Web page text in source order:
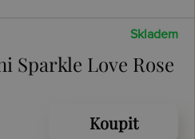
Skladem
Sparkle Love Rose
Koupit